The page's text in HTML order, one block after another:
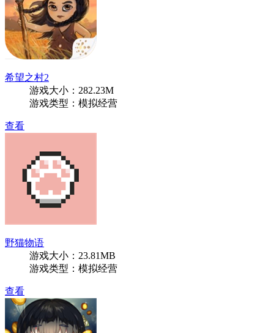
希望之村2
游戏大小：282.23M
游戏类型：模拟经营
查看
野猫物语
游戏大小：23.81MB
游戏类型：模拟经营
查看